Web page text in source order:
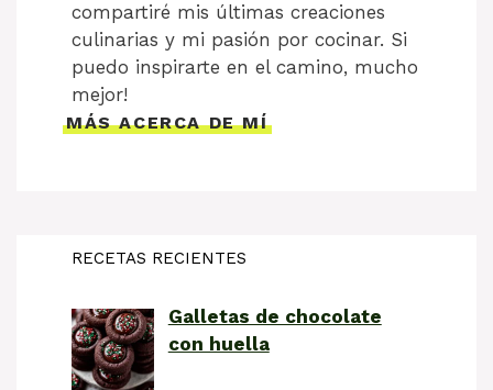
compartiré mis últimas creaciones
culinarias y mi pasión por cocinar. Si
puedo inspirarte en el camino, mucho
mejor!
MÁS ACERCA DE MÍ
RECETAS RECIENTES
Galletas de chocolate
con huella